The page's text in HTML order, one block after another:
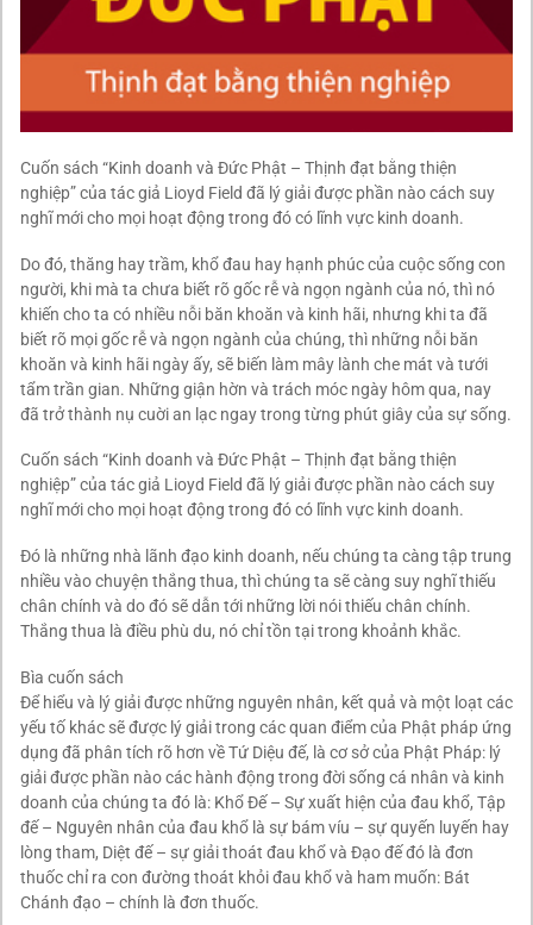
Cuốn sách “Kinh doanh và Đức Phật – Thịnh đạt bằng thiện
nghiệp” của tác giả Lioyd Field đã lý giải được phần nào cách suy
nghĩ mới cho mọi hoạt động trong đó có lĩnh vực kinh doanh.
Do đó, thăng hay trầm, khổ đau hay hạnh phúc của cuộc sống con
người, khi mà ta chưa biết rõ gốc rễ và ngọn ngành của nó, thì nó
khiến cho ta có nhiều nỗi băn khoăn và kinh hãi, nhưng khi ta đã
biết rõ mọi gốc rễ và ngọn ngành của chúng, thì những nỗi băn
khoăn và kinh hãi ngày ấy, sẽ biến làm mây lành che mát và tưới
tẩm trần gian. Những giận hờn và trách móc ngày hôm qua, nay
đã trở thành nụ cuời an lạc ngay trong từng phút giây của sự sống.
Cuốn sách “Kinh doanh và Đức Phật – Thịnh đạt bằng thiện
nghiệp” của tác giả Lioyd Field đã lý giải được phần nào cách suy
nghĩ mới cho mọi hoạt động trong đó có lĩnh vực kinh doanh.
Đó là những nhà lãnh đạo kinh doanh, nếu chúng ta càng tập trung
nhiều vào chuyện thắng thua, thì chúng ta sẽ càng suy nghĩ thiếu
chân chính và do đó sẽ dẫn tới những lời nói thiếu chân chính.
Thắng thua là điều phù du, nó chỉ tồn tại trong khoảnh khắc.
Bìa cuốn sách
Để hiểu và lý giải được những nguyên nhân, kết quả và một loạt các
yếu tố khác sẽ được lý giải trong các quan điểm của Phật pháp ứng
dụng đã phân tích rõ hơn về Tứ Diệu đế, là cơ sở của Phật Pháp: lý
giải được phần nào các hành động trong đời sống cá nhân và kinh
doanh của chúng ta đó là: Khổ Đế – Sự xuất hiện của đau khổ, Tập
đế – Nguyên nhân của đau khổ là sự bám víu – sự quyến luyến hay
lòng tham, Diệt đế – sự giải thoát đau khổ và Đạo đế đó là đơn
thuốc chỉ ra con đường thoát khỏi đau khổ và ham muốn: Bát
Chánh đạo – chính là đơn thuốc.